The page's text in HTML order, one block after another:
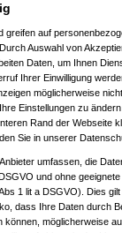
greifen auf
Auswahl von
Daten, um Ihnen
Ihrer Einwilligung
möglicherweise
Einstellungen zu
Rand der Webseite
Sie in unserer
umfassen, die
und ohne
1 lit a DSGVO). Dies
dass Ihre Daten durch
möglicherweise